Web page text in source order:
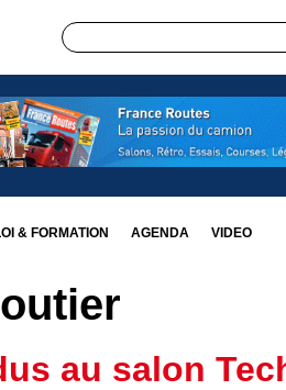
& FORMATION AGENDA VIDEO
au salon